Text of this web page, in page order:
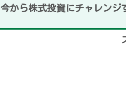
今から株式投資にチャレンジ